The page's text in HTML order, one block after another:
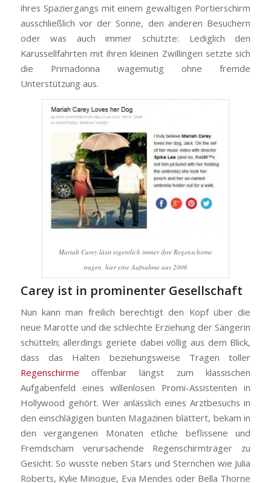
ihres Spaziergangs mit einem gewaltigen Portierschirm
ausschließlich vor der Sonne, den anderen Besuchern
oder was auch immer schützte: Lediglich den
Karussellfahrten mit ihren kleinen Zwillingen setzte sich
die Primadonna wagemutig ohne fremde
Unterstützung aus.
Mariah Carey lässt eigentlich immer ihre Regenschirme
tragen, hier eine Aufnahme aus 2006
Carey ist in prominenter Gesellschaft
Nun kann man freilich berechtigt den Kopf über die
neue Marotte und die schlechte Erziehung der Sängerin
schütteln; allerdings geriete dabei völlig aus dem Blick,
dass das Halten beziehungsweise Tragen toller
Regenschirme offenbar längst zum klassischen
Aufgabenfeld eines willenlosen Promi-Assistenten in
Hollywood gehört. Wer anlässlich eines Arztbesuchs in
den einschlägigen bunten Magazinen blättert, bekam in
den vergangenen Monaten etliche beflissene und
Fremdscham verursachende Regenschirmträger zu
Gesicht. So wusste neben Stars und Sternchen wie Julia
Roberts, Kylie Minogue, Eva Mendes oder Bella Thorne